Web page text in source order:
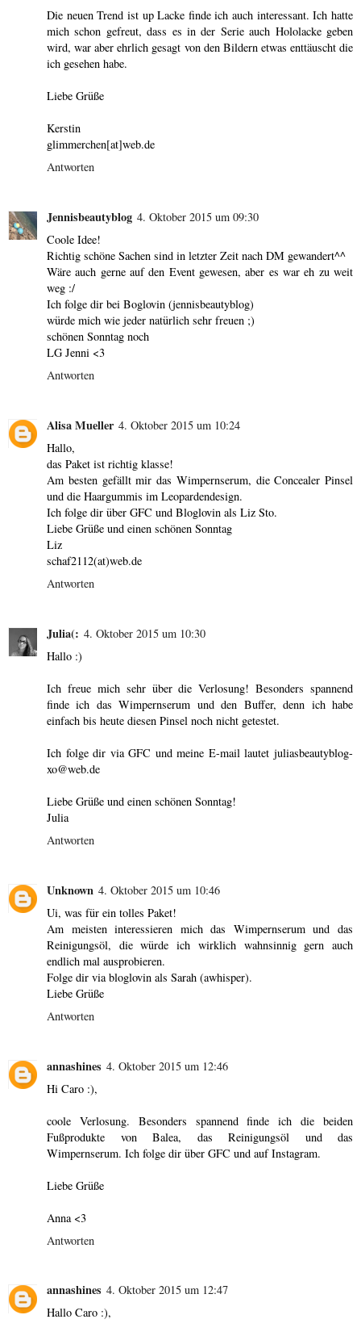
Die neuen Trend ist up Lacke finde ich auch interessant. Ich hatte
mich schon gefreut, dass es in der Serie auch Hololacke geben
wird, war aber ehrlich gesagt von den Bildern etwas enttäuscht die
ich gesehen habe.
Liebe Grüße
Kerstin
glimmerchen[at]web.de
Antworten
Jennisbeautyblog 4. Oktober 2015 um 09:30
Coole Idee!
Richtig schöne Sachen sind in letzter Zeit nach DM gewandert^^
Wäre auch gerne auf den Event gewesen, aber es war eh zu weit
weg :/
Ich folge dir bei Boglovin (jennisbeautyblog)
würde mich wie jeder natürlich sehr freuen ;)
schönen Sonntag noch
LG Jenni <3
Antworten
Alisa Mueller 4. Oktober 2015 um 10:24
Hallo,
das Paket ist richtig klasse!
Am besten gefällt mir das Wimpernserum, die Concealer Pinsel
und die Haargummis im Leopardendesign.
Ich folge dir über GFC und Bloglovin als Liz Sto.
Liebe Grüße und einen schönen Sonntag
Liz
schaf2112(at)web.de
Antworten
Julia(: 4. Oktober 2015 um 10:30
Hallo :)
Ich freue mich sehr über die Verlosung! Besonders spannend
finde ich das Wimpernserum und den Buffer, denn ich habe
einfach bis heute diesen Pinsel noch nicht getestet.
Ich folge dir via GFC und meine E-mail lautet juliasbeautyblog-
xo@web.de
Liebe Grüße und einen schönen Sonntag!
Julia
Antworten
Unknown 4. Oktober 2015 um 10:46
Ui, was für ein tolles Paket!
Am meisten interessieren mich das Wimpernserum und das
Reinigungsöl, die würde ich wirklich wahnsinnig gern auch
endlich mal ausprobieren.
Folge dir via bloglovin als Sarah (awhisper).
Liebe Grüße
Antworten
annashines 4. Oktober 2015 um 12:46
Hi Caro :),
coole Verlosung. Besonders spannend finde ich die beiden
Fußprodukte von Balea, das Reinigungsöl und das
Wimpernserum. Ich folge dir über GFC und auf Instagram.
Liebe Grüße
Anna <3
Antworten
annashines 4. Oktober 2015 um 12:47
Hallo Caro :),